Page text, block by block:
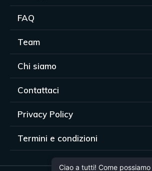
FAQ
Team
Chi siamo
Contattaci
Privacy Policy
Termini e condizioni
Ciao a tutti! Come